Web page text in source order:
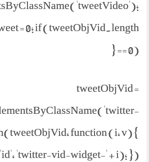
= 0; if (tweetObjVid.length
== 0) {
tweetObjVid =
function (i, v) {
'twitter-vid-widget-' + i); });